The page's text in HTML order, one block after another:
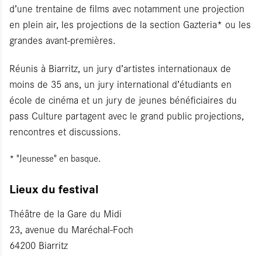
d’une trentaine de films avec notamment une projection
en plein air, les projections de la section Gazteria* ou les
grandes avant-premières.
Réunis à Biarritz, un jury d’artistes internationaux de
moins de 35 ans, un jury international d’étudiants en
école de cinéma et un jury de jeunes bénéficiaires du
pass Culture partagent avec le grand public projections,
rencontres et discussions.
* "Jeunesse" en basque.
Lieux du festival
Théâtre de la Gare du Midi
23, avenue du Maréchal-Foch
64200 Biarritz